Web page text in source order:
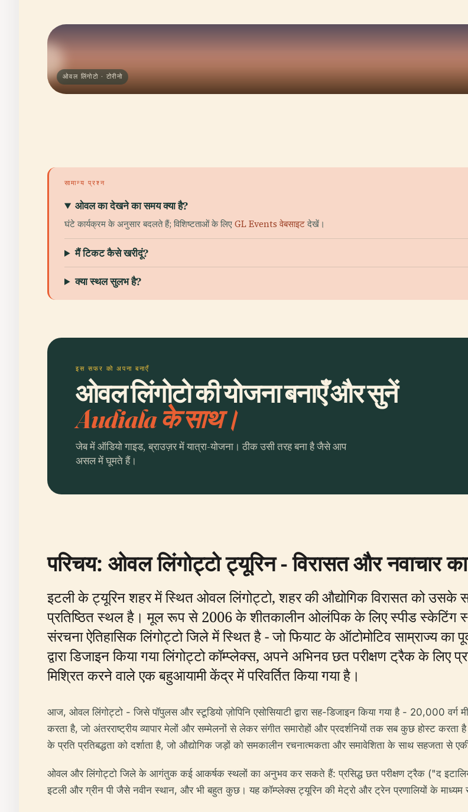
ओवल लिंगोटो · टोरीनो
सामान्य प्रश्न
ओवल का देखने का समय क्या है?
घंटे कार्यक्रम के अनुसार बदलते हैं; विशिष्टताओं के लिएGL Events वेबसाइटदेखें।
मैं टिकट कैसे खरीदूं?
क्या स्थल सुलभ है?
इस सफर को अपना बनाएँ
ओवल लिंगोटो की योजना बनाएँ और सुनें
Audiala के साथ।
जेब में ऑडियो गाइड, ब्राउज़र में यात्रा-योजना। ठीक उसी तरह बना है जैसे आप
असल में घूमते हैं।
परिचय: ओवल लिंगोट्टो ट्यूरिन - विरासत और नवाचार
इटली के ट्यूरिन शहर में स्थित ओवल लिंगोट्टो, शहर की औद्योगिक विरासत को उसके
प्रतिष्ठित स्थल है। मूल रूप से 2006 के शीतकालीन ओलंपिक के लिए स्पीड स्केटिंग
संरचना ऐतिहासिक लिंगोट्टो जिले में स्थित है - जो फियाट के ऑटोमोटिव साम्राज्य
द्वारा डिजाइन किया गया लिंगोट्टो कॉम्प्लेक्स, अपने अभिनव छत परीक्षण ट्रैक के
मिश्रित करने वाले एक बहुआयामी केंद्र में परिवर्तित किया गया है।
आज, ओवल लिंगोट्टो - जिसे पॉपुलस और स्टूडियो ज़ोपिनि एसोसियाटी द्वारा सह-डिजाइन किया गया है - 20,000
करता है, जो अंतरराष्ट्रीय व्यापार मेलों और सम्मेलनों से लेकर संगीत समारोहों और प्रदर्शनियों तक सब कुछ होस्ट
के प्रति प्रतिबद्धता को दर्शाता है, जो औद्योगिक जड़ों को समकालीन रचनात्मकता और समावेशिता के साथ सहजता से
ओवल और लिंगोट्टो जिले के आगंतुक कई आकर्षक स्थलों का अनुभव कर सकते हैं: प्रसिद्ध छत परीक्षण ट्रैक ("द इटालियन
इटली और ग्रीन पी जैसे नवीन स्थान, और भी बहुत कुछ। यह कॉम्प्लेक्स ट्यूरिन की मेट्रो और ट्रेन प्रणालियों के